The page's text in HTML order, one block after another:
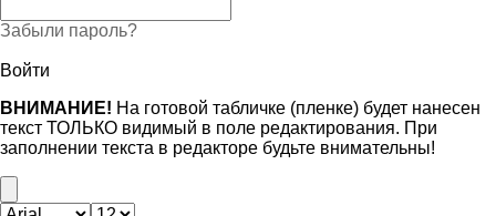
Забыли пароль?
Войти
ВНИМАНИЕ! На готовой табличке (пленке) будет нанесен
текст ТОЛЬКО видимый в поле редактирования. При
заполнении текста в редакторе будьте внимательны!